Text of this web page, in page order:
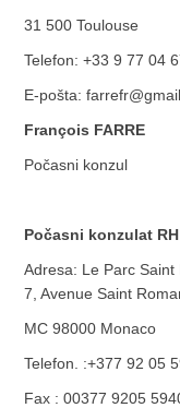
31 500 Toulouse
Telefon: +33 9 77 04
E-pošta:
François FARRE
Počasni konzul
Počasni konzulat
Adresa: Le Parc Saint
7, Avenue Saint
MC 98000 Monaco
Telefon. :+377
Fax : 00377 9205